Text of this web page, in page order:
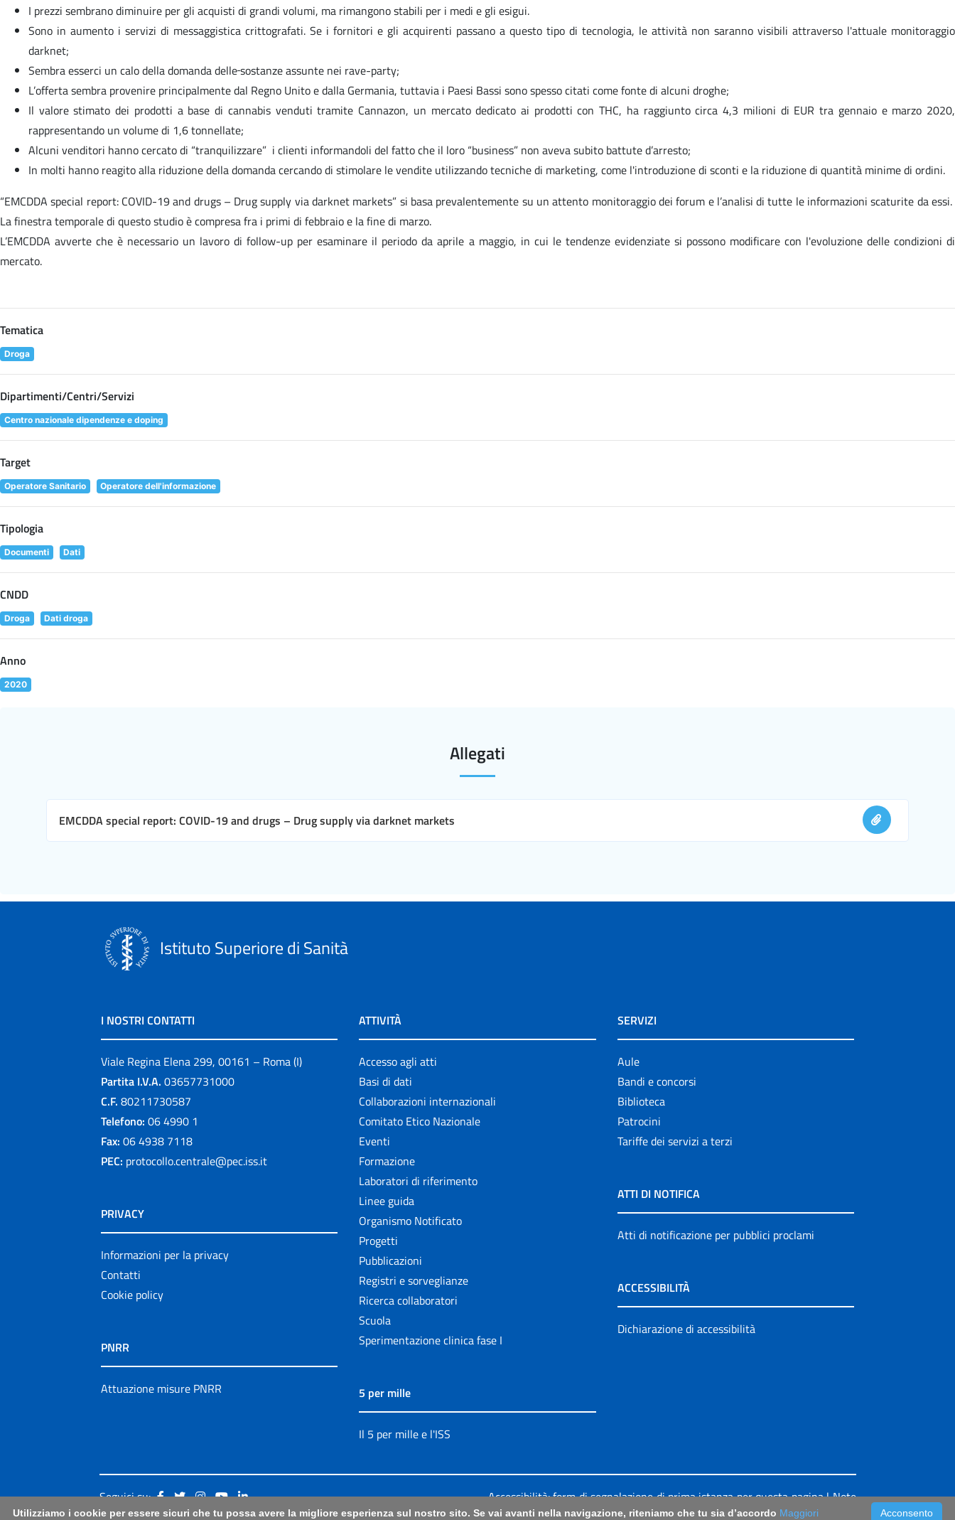
I prezzi sembrano diminuire per gli acquisti di grandi volumi, ma rimangono stabili per i medi e gli esigui.
Sono in aumento i servizi di messaggistica crittografati. Se i fornitori e gli acquirenti passano a questo tipo di tecnologia, le attività non saranno visibili attraverso l'attuale monitoraggio
darknet;
Sembra esserci un calo della domanda dellesostanze assunte nei rave-party;
L’offerta sembra provenire principalmente dal Regno Unito e dalla Germania, tuttavia i Paesi Bassi sono spesso citati come fonte di alcuni droghe;
Il valore stimato dei prodotti a base di cannabis venduti tramite Cannazon, un mercato dedicato ai prodotti con THC, ha raggiunto circa 4,3 milioni di EUR tra gennaio e marzo 2020,
rappresentando un volume di 1,6 tonnellate;
Alcuni venditori hanno cercato di “tranquilizzare” i clienti informandoli del fatto che il loro “business” non aveva subito battute d’arresto;
In molti hanno reagito alla riduzione della domanda cercando di stimolare le vendite utilizzando tecniche di marketing, come l'introduzione di sconti e la riduzione di quantità minime di ordini.
“EMCDDA special report: COVID-19 and drugs – Drug supply via darknet markets” si basa prevalentemente su un attento monitoraggio dei forum e l’analisi di tutte le informazioni scaturite da essi.
La finestra temporale di questo studio è compresa fra i primi di febbraio e la fine di marzo.
L’EMCDDA avverte che è necessario un lavoro di follow-up per esaminare il periodo da aprile a maggio, in cui le tendenze evidenziate si possono modificare con l'evoluzione delle condizioni di
mercato.
Tematica
Droga
Dipartimenti/Centri/Servizi
Centro nazionale dipendenze e doping
Target
Operatore Sanitario Operatore dell'informazione
Tipologia
Documenti Dati
CNDD
Droga Dati droga
Anno
2020
Allegati
EMCDDA special report: COVID-19 and drugs – Drug supply via darknet markets
Istituto Superiore di Sanità
I NOSTRI CONTATTI
Viale Regina Elena 299, 00161 – Roma (I)
Partita I.V.A. 03657731000
C.F. 80211730587
Telefono: 06 4990 1
Fax: 06 4938 7118
PEC: protocollo.centrale@pec.iss.it
PRIVACY
Informazioni per la privacy
Contatti
Cookie policy
PNRR
Attuazione misure PNRR
ATTIVITÀ
Accesso agli atti
Basi di dati
Collaborazioni internazionali
Comitato Etico Nazionale
Eventi
Formazione
Laboratori di riferimento
Linee guida
Organismo Notificato
Progetti
Pubblicazioni
Registri e sorveglianze
Ricerca collaboratori
Scuola
Sperimentazione clinica fase I
5 per mille
Il 5 per mille e l'ISS
SERVIZI
Aule
Bandi e concorsi
Biblioteca
Patrocini
Tariffe dei servizi a terzi
ATTI DI NOTIFICA
Atti di notificazione per pubblici proclami
ACCESSIBILITÀ
Dichiarazione di accessibilità
Seguici su: Accessibilità: form di segnalazione di prima istanza per questa pagina|Note
Legali|Sitemap Acconsento
Utilizziamo i cookie per essere sicuri che tu possa avere la migliore esperienza sul nostro sito. Se vai avanti nella navigazione, riteniamo che tu sia d’accordo Maggiori